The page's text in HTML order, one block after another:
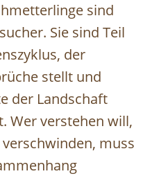
sind
Sie sind Teil
der
stellt und
der Landschaft
Wer verstehen will,
muss